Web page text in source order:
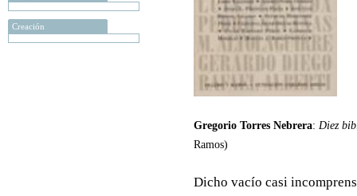
Creación
Gregorio Torres Nebrera: Diez
Ramos)
Dicho vacío casi